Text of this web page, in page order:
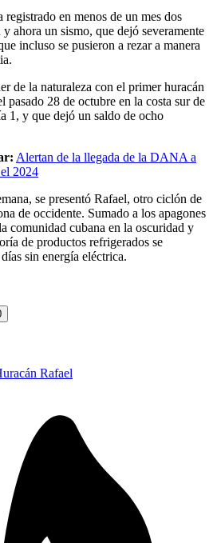
en menos de un mes dos
ahora un sismo, que dejó severamente
incluso se pusieron a rezar a manera
de la naturaleza con el primer huracán
pasado 28 de octubre en la costa sur de
1, y que dejó un saldo de ocho
Alertan de la llegada de la DANA a
2024
se presentó Rafael, otro ciclón de
de occidente. Sumado a los apagones
comunidad cubana en la oscuridad y
de productos refrigerados se
sin energía eléctrica.
Rafael